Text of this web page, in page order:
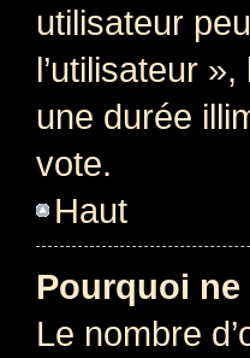
utilisateur
l’utilisateur
une durée
vote.
Haut
Pourquoi
Le nombre